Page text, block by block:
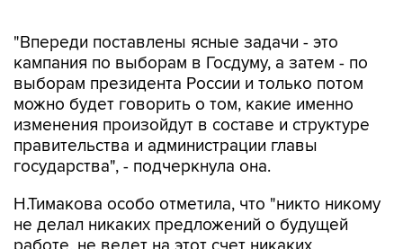
выборам президента России и только потом
можно будет говорить о том, какие именно
изменения произойдут в составе и структуре
правительства и администрации главы
государства", - подчеркнула она.
Н.Тимакова особо отметила, что "никто никому
работе, не ведет на этот счет никаких
переговоров".